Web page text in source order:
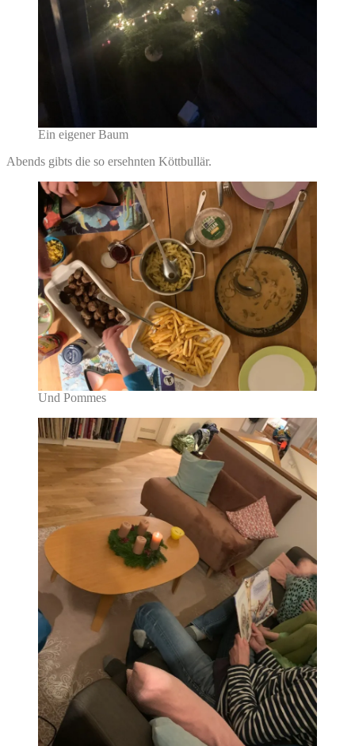
Ein eigener Baum
Abends gibts die so ersehnten Köttbullär.
Und Pommes